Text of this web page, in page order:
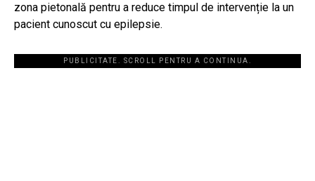
zona pietonală pentru a reduce timpul de intervenție la un
pacient cunoscut cu epilepsie.
PUBLICITATE. SCROLL PENTRU A CONTINUA.